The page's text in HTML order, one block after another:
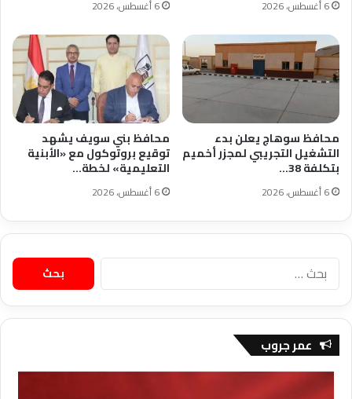
6 أغسطس، 2026 6 أغسطس، 2026
محافظ سوهاج يعلن بدء
التشغيل التجريبي لمجزر أخميم
بتكلفة 38…
6 أغسطس، 2026
محافظ بني سويف يشهد
توقيع بروتوكول مع «الأبنية
التعليمية» لخطة…
6 أغسطس، 2026
البحث
عن:
عمر جروب